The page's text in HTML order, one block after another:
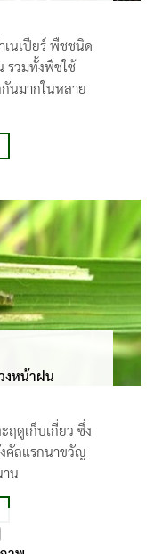
นเปียร์ พืชชนิด
รวมทั้งพืชใช้
นมากในหลาย
งหน้าฝน
ฤดูเก็บเกี่ยว ซึ่ง
คัลแรกนาขวัญ
น